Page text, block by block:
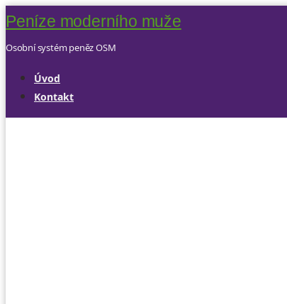
Peníze moderního muže
Osobní systém peněz OSM
Úvod
Kontakt